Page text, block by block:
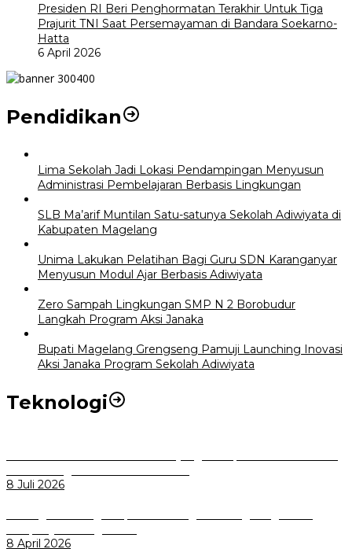
Presiden RI Beri Penghormatan Terakhir Untuk Tiga
Prajurit TNI Saat Persemayaman di Bandara Soekarno-
Hatta
6 April 2026
Pendidikan
Lima Sekolah Jadi Lokasi Pendampingan Menyusun
Administrasi Pembelajaran Berbasis Lingkungan
SLB Ma’arif Muntilan Satu-satunya Sekolah Adiwiyata di
Kabupaten Magelang
Unima Lakukan Pelatihan Bagi Guru SDN Karanganyar
Menyusun Modul Ajar Berbasis Adiwiyata
Zero Sampah Lingkungan SMP N 2 Borobudur
Langkah Program Aksi Janaka
Bupati Magelang Grengseng Pamuji Launching Inovasi
Aksi Janaka Program Sekolah Adiwiyata
Teknologi
8 Juli 2026
8 April 2026